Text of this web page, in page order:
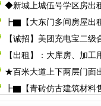
◆新城上城伍号学区房出
┣▇【大东门多间房屋出
【诚招】美团充电宝二级
【出租】：大库房、加工
★百米大道上下两层门面
┣▇【青砖仿古建筑材料